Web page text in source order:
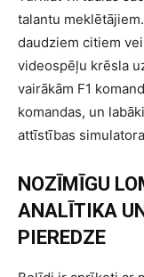
talantu
daudziem citiem
videospēļu krēsla
vairākām F1
komandas, un
attīstības
NOZĪMĪGU
ANALĪTIKA
PIEREDZE